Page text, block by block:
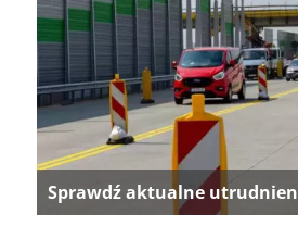
Sprawdź aktualne